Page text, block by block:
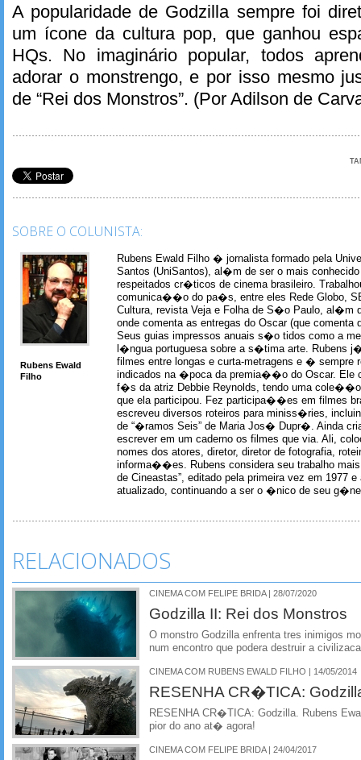
A popularidade de Godzilla sempre foi
um ícone da cultura pop, que ganhou
HQs. No imaginário popular, todos
adorar o monstrengo, e por isso mesmo
de “Rei dos Monstros”. (Por Adilson de
SOBRE O COLUNISTA:
Rubens Ewald
Filho
Rubens Ewald Filho � jornalista formado pela
Santos (UniSantos), al�m de ser o mais
respeitados cr�ticos de cinema brasileiro.
comunica��o do pa�s, entre eles Rede Globo,
Cultura, revista Veja e Folha de S�o Paulo, al�m
onde comenta as entregas do Oscar (que comenta
Seus guias impressos anuais s�o tidos como a
l�ngua portuguesa sobre a s�tima arte. Rubens
filmes entre longas e curta-metragens e � sempre
indicados na �poca da premia��o do Oscar. Ele
f�s da atriz Debbie Reynolds, tendo uma
que ela participou. Fez participa��es em filmes
escreveu diversos roteiros para miniss�ries,
de “�ramos Seis” de Maria Jos� Dupr�. Ainda
escrever em um caderno os filmes que via. Ali,
nomes dos atores, diretor, diretor de fotografia,
informa��es. Rubens considera seu trabalho
de Cineastas”, editado pela primeira vez em 1977 e
atualizado, continuando a ser o �nico de seu
RELACIONADOS
CINEMA COM FELIPE BRIDA | 28/07/2020
Godzilla II: Rei dos Monstros
O monstro Godzilla enfrenta tres inimigos
num encontro que podera destruir a
CINEMA COM RUBENS EWALD FILHO | 14/05/2014
RESENHA CR�TICA:
RESENHA CR�TICA: Godzilla. Rubens
pior do ano at� agora!
CINEMA COM FELIPE BRIDA | 24/04/2017